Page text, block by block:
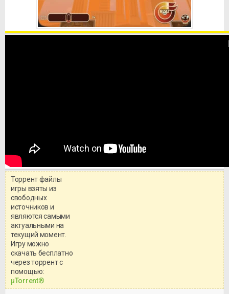
системными требованиями и
Торрент файлы
игры взяты из
свободных
источников и
являются самыми
актуальными на
текущий момент.
Игру можно
скачать бесплатно
через торрент с
помощью:
μTorrent®